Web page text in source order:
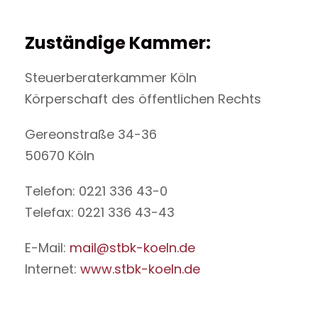
Zuständige Kammer:
Steuerberaterkammer Köln
Körperschaft des öffentlichen Rechts
Gereonstraße 34-36
50670 Köln
Telefon: 0221 336 43-0
Telefax: 0221 336 43-43
E-Mail: mail@stbk-koeln.de
Internet: www.stbk-koeln.de